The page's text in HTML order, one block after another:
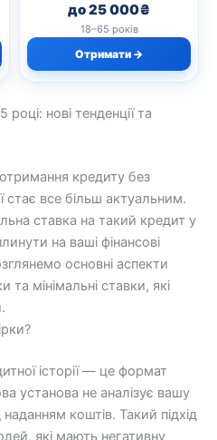
до 25 000₴
18–65 років
Отримати →
нові тенденції та
кредиту без
стає все більш актуальним.
ставка на такий кредит у
на ваші фінансові
основні аспекти
та мінімальні ставки, які
історії — це формат
установа не аналізує вашу
коштів. Такий підхід
які мають негативну